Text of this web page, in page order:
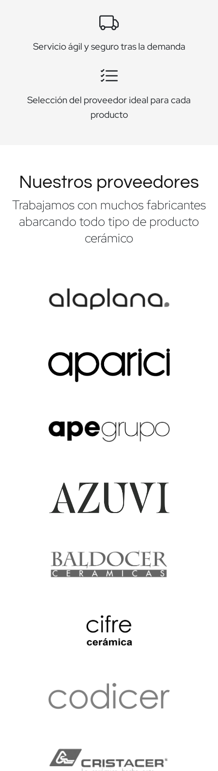
Servicio ágil y seguro tras la demanda
Selección del proveedor ideal para cada
producto
Nuestros proveedores
Trabajamos con muchos fabricantes
abarcando todo tipo de producto
cerámico